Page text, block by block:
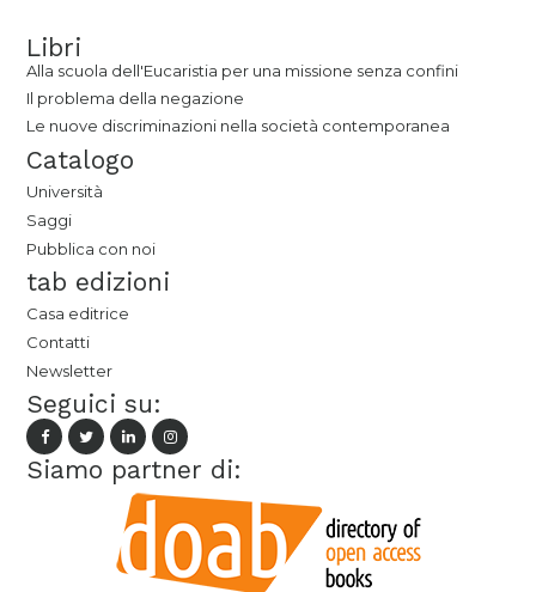
Libri
Alla scuola dell'Eucaristia per una missione senza confini
Il problema della negazione
Le nuove discriminazioni nella società contemporanea
Catalogo
Università
Saggi
Pubblica con noi
tab edizioni
Casa editrice
Contatti
Newsletter
Seguici su:
Siamo partner di: